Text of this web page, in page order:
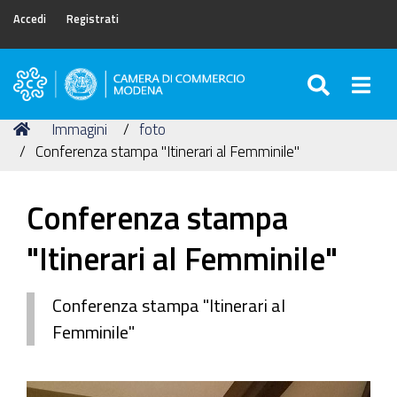
Accedi Registrati
Camera
Commercio
di
Tu
sei
Home
Immagini
foto
Conferenza stampa "Itinerari al Femminile"
Conferenza stampa
"Itinerari al Femminile"
Conferenza stampa "Itinerari al
Femminile"